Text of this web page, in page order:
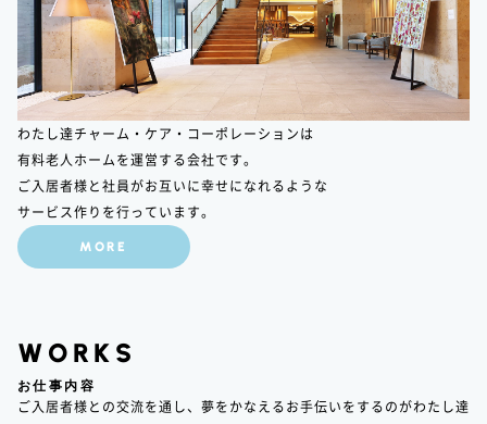
わたし達チャーム・ケア・コーポレーションは
有料老人ホームを運営する会社です。
ご入居者様と社員がお互いに幸せになれるような
サービス作りを行っています。
MORE
WORKS
お仕事内容
ご入居者様との交流を通し、夢をかなえるお手伝いをするのがわたし達